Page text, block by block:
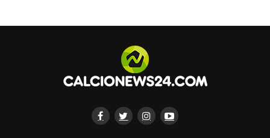
Sky Sport, il club saudita non ha
accettato le condizioni proposte dall’Inter,
prestito con diritto di riscatto fissato a 35